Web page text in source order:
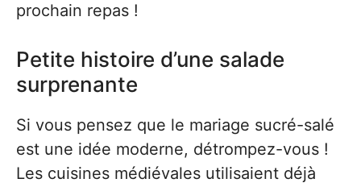
prochain repas !
Petite histoire d’une salade
surprenante
Si vous pensez que le mariage sucré-salé
est une idée moderne, détrompez-vous !
Les cuisines médiévales utilisaient déjà